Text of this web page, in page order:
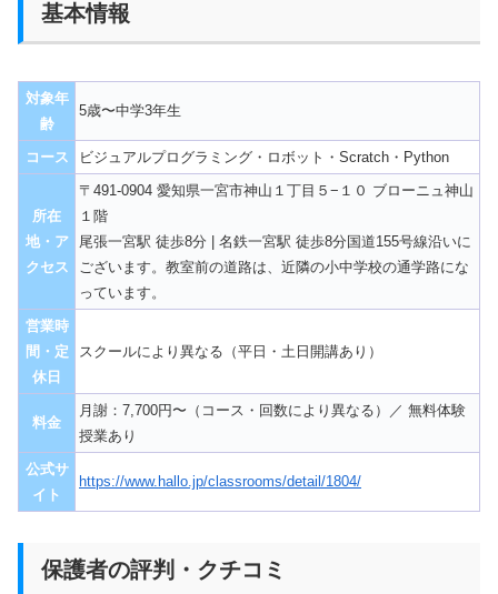
基本情報
対象年
齢
5歳〜中学3年生
コース ビジュアルプログラミング・ロボット・Scratch・Python
所在
地・ア
クセス
〒491-0904 愛知県一宮市神山１丁目５−１０ ブローニュ神山
１階
尾張一宮駅 徒歩8分 | 名鉄一宮駅 徒歩8分国道155号線沿いに
ございます。教室前の道路は、近隣の小中学校の通学路にな
っています。
営業時
間・定
休日
スクールにより異なる（平日・土日開講あり）
料金
月謝：7,700円〜（コース・回数により異なる）／ 無料体験
授業あり
公式サ
イト
https://www.hallo.jp/classrooms/detail/1804/
保護者の評判・クチコミ